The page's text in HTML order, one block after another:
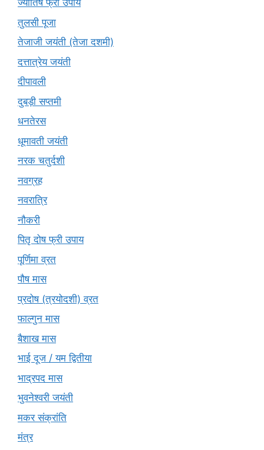
ज्योतिष फ्री उपाय
तुलसी पूजा
तेजाजी जयंती (तेजा दशमी)
दत्तात्रेय जयंती
दीपावली
दुबड़ी सप्तमी
धनतेरस
धूमावती जयंती
नरक चतुर्दशी
नवग्रह
नवरात्रि
नौकरी
पितृ दोष फ्री उपाय
पूर्णिमा व्रत
पौष मास
प्रदोष (त्रयोदशी) व्रत
फाल्गुन मास
बैशाख मास
भाई दूज / यम द्वितीया
भाद्रपद मास
भुवनेश्वरी जयंती
मकर संक्रांति
मंत्र